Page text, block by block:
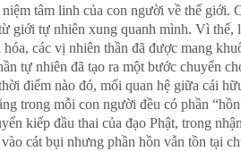
tâm linh của con người về thế giới.
giới tự nhiên xung quanh mình. Vì thế,
các vị nhiên thần đã được mang
tự nhiên đã tạo ra một bước chuyển
điểm nào đó, mối quan hệ giữa cái
trong mỗi con người đều có phần
kiếp đầu thai của đạo Phật, trong
cát bụi nhưng phần hồn vẫn tồn tại